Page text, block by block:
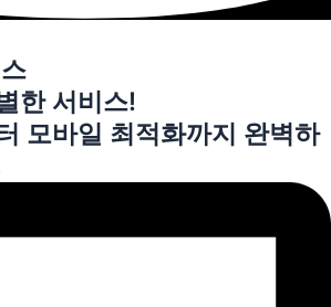
한 서비스!
모바일 최적화까지 완벽하